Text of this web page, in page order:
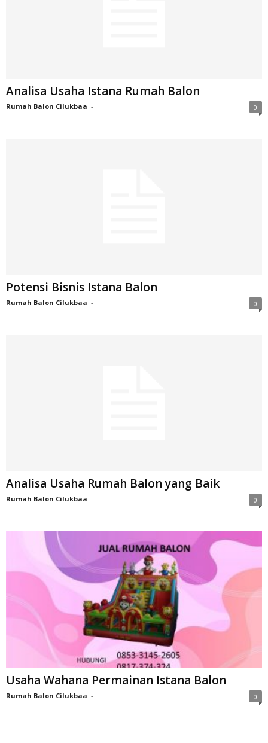
Analisa Usaha Istana Rumah Balon
Rumah Balon Cilukbaa - 0
Potensi Bisnis Istana Balon
Rumah Balon Cilukbaa - 0
Analisa Usaha Rumah Balon yang Baik
Rumah Balon Cilukbaa - 0
Usaha Wahana Permainan Istana Balon
Rumah Balon Cilukbaa - 0